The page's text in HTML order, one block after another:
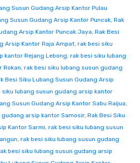
Susun Gudang Arsip Kantor Pulau
Susun Gudang Arsip Kantor Puncak, Rak
Arsip Kantor Puncak Jaya, Rak Besi
Arsip Kantor Raja Ampat, rak besi siku
kantor Rejang Lebong, rak besi siku lubang
Rokan, rak besi siku lubang susun gudang
Besi Siku Lubang Susun Gudang Arsip
siku lubang susun gudang arsip kantor
Susun Gudang Arsip Kantor Sabu Raijua,
arsip kantor Samosir, Rak Besi Siku
Kantor Sarmi, rak besi siku lubang susun
, rak besi siku lubang susun gudang
besi siku lubang susun gudang arsip